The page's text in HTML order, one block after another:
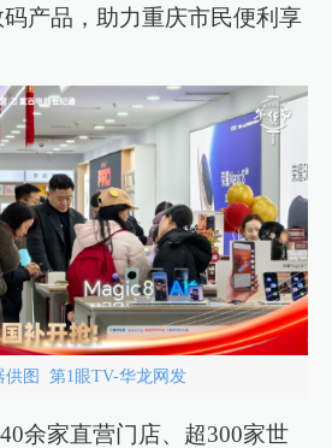
产品，助力重庆市民便利享
供图 第1眼TV-华龙网发
余家直营门店、超300家世